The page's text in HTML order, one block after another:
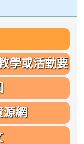
學或活動要
網